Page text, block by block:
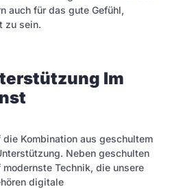
auch für das gute Gefühl,
zu sein.
Im
Kombination aus geschultem
Neben geschulten
Technik, die unsere
digitale